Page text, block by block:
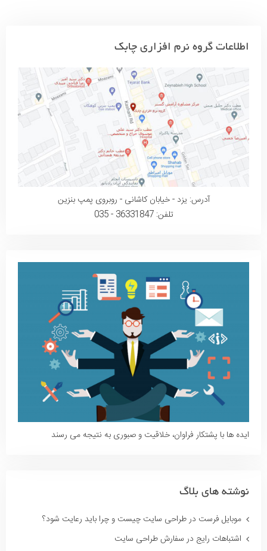
اطلاعات گروه نرم افزاری چابک
آدرس: یزد - خیابان کاشانی - روبروی پمپ بنزین
تلفن: 36331847 - 035
ایده ها با پشتکار فراوان، خلاقیت و صبوری به نتیجه می رسند
نوشته های بلاگ
موبایل فرست در طراحی سایت چیست و چرا باید رعایت شود؟
اشتباهات رایج در سفارش طراحی سایت